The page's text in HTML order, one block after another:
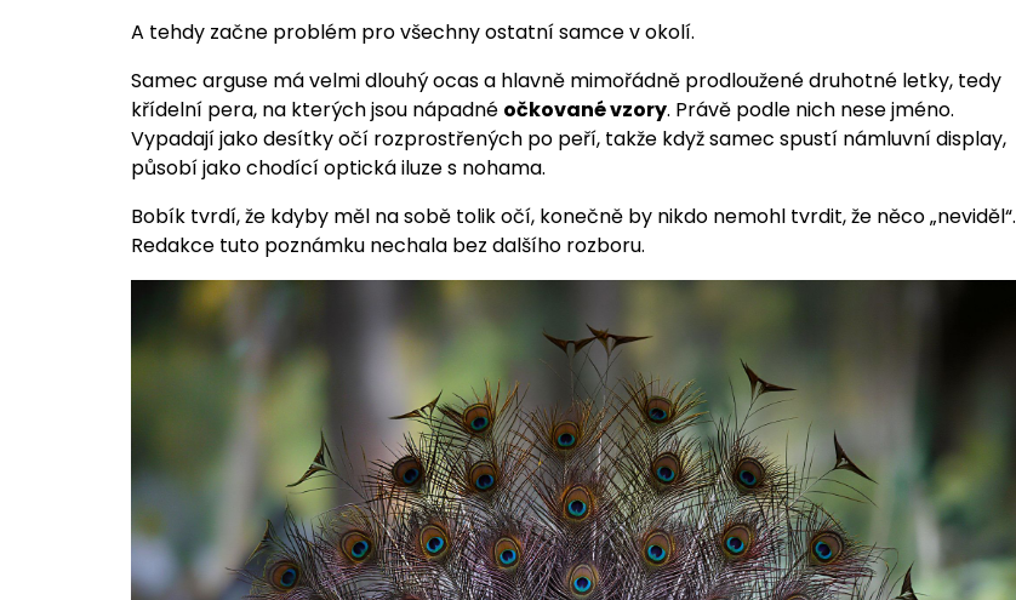
A tehdy začne problém pro všechny ostatní samce v okolí.
Samec arguse má velmi dlouhý ocas a hlavně mimořádně prodloužené druhotné letky, tedy
křídelní pera, na kterých jsou nápadné očkované vzory. Právě podle nich nese jméno.
Vypadají jako desítky očí rozprostřených po peří, takže když samec spustí námluvní display,
působí jako chodící optická iluze s nohama.
Bobík tvrdí, že kdyby měl na sobě tolik očí, konečně by nikdo nemohl tvrdit, že něco „neviděl“.
Redakce tuto poznámku nechala bez dalšího rozboru.